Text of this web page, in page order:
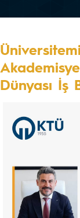
Dünyası İş